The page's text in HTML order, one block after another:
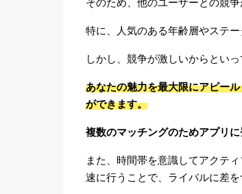
そのため、他のユーザーとの競
特に、人気のある年齢層やステ
しかし、競争が激しいからとい
あなたの魅力を最大限にアピー
ができます。
複数のマッチングのためアプリ
また、時間帯を意識してアクテ
速に行うことで、ライバルに差を